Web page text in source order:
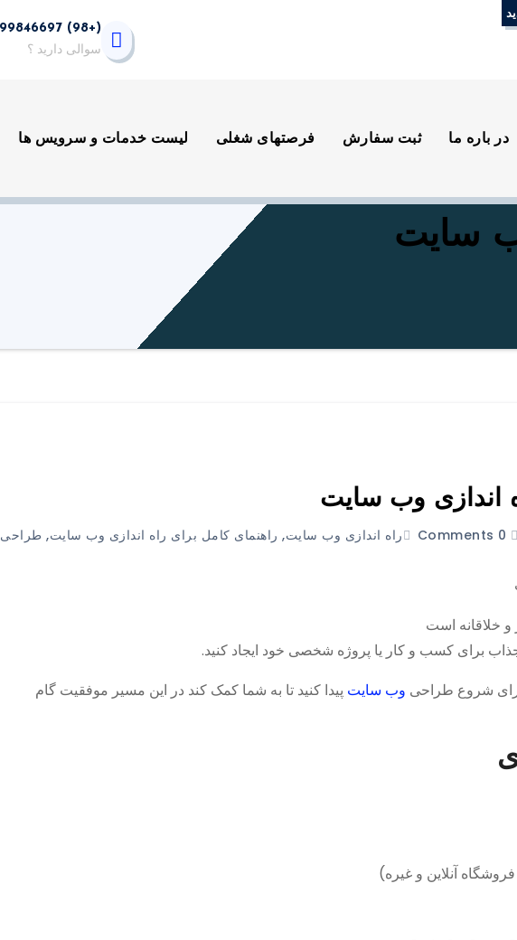
(+98) 9399846697
سوالی دارید ؟
در باره ما ثبت سفارش فرصتهای شغلی لیست خدمات و سرویس ها
سایت
اندازی وب سایت
0 Comments راه اندازی وب سایت, راهنمای کامل برای راه اندازی وب سایت, طراحی
خلاقانه است
برای کسب و کار یا پروژه شخصی خود ایجاد کنید.
برای شروع طراحی وب سایت پیدا کنید تا به شما کمک کند در این مسیر موفقیت گام
آنلاین و غیره)